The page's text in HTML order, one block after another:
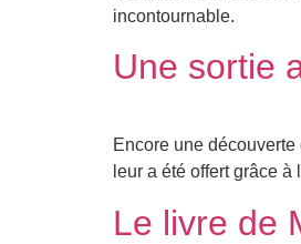
incontournable.
Une sortie
Encore une
leur a été offert grâce
Le livre de